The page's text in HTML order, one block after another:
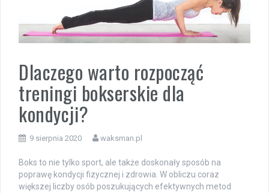
Dlaczego warto rozpocząć
treningi bokserskie dla
kondycji?
9 sierpnia 2020 waksman.pl
Boks to nie tylko sport, ale także doskonały sposób na
poprawę kondycji fizycznej i zdrowia. W obliczu coraz
większej liczby osób poszukujących efektywnych metod